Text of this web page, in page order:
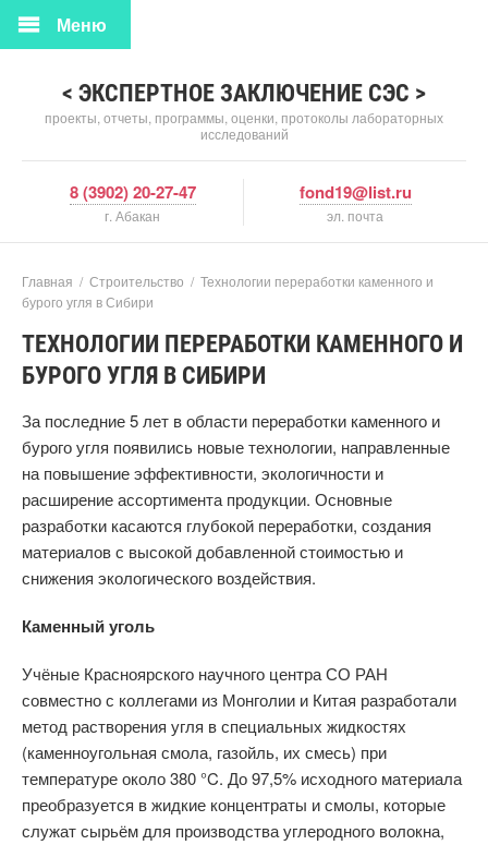
< ЭКСПЕРТНОЕ ЗАКЛЮЧЕНИЕ СЭС >
проекты, отчеты, программы, оценки, протоколы лабораторных
исследований
Меню
8 (3902) 20-27-47
г. Абакан
fond19@list.ru
эл. почта
Главная / Строительство / Технологии переработки каменного и
бурого угля в Сибири
ТЕХНОЛОГИИ ПЕРЕРАБОТКИ КАМЕННОГО И
БУРОГО УГЛЯ В СИБИРИ
За последние 5 лет в области переработки каменного и
бурого угля появились новые технологии, направленные
на повышение эффективности, экологичности и
расширение ассортимента продукции. Основные
разработки касаются глубокой переработки, создания
материалов с высокой добавленной стоимостью и
снижения экологического воздействия.
Каменный уголь
Учёные Красноярского научного центра СО РАН
совместно с коллегами из Монголии и Китая разработали
метод растворения угля в специальных жидкостях
(каменноугольная смола, газойль, их смесь) при
температуре около 380 °C. До 97,5% исходного материала
преобразуется в жидкие концентраты и смолы, которые
служат сырьём для производства углеродного волокна,